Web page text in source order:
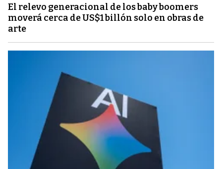
El relevo generacional de los baby boomers
moverá cerca de US$1 billón solo en obras de
arte